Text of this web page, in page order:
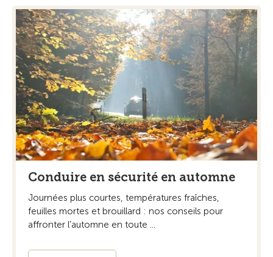
Conduire en sécurité en automne
Journées plus courtes, températures fraîches,
feuilles mortes et brouillard : nos conseils pour
affronter l’automne en toute ...